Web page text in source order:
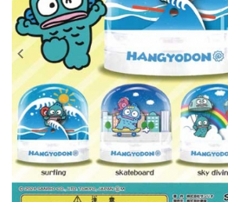
カプセルトイ
販促用空カプセル
レンタル
景品・玩具・文具
販促用カプセルトイ